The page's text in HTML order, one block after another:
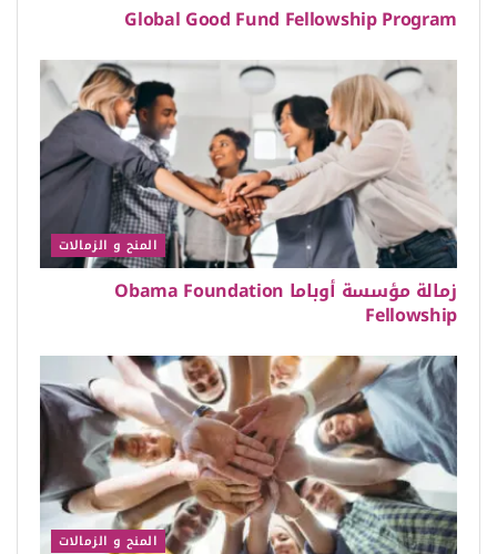
Global Good Fund Fellowship Program
المنح و الزمالات
زمالة مؤسسة أوباما Obama Foundation
Fellowship
المنح و الزمالات